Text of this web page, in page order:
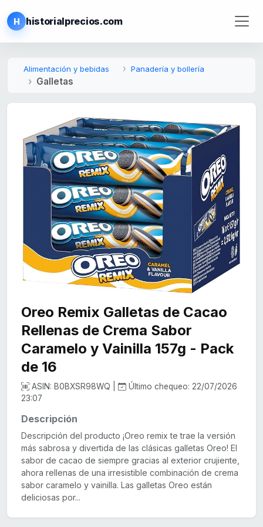
H historialprecios.com
Alimentación y bebidas Panadería y bollería
Galletas
Oreo Remix Galletas de Cacao
Rellenas de Crema Sabor
Caramelo y Vainilla 157g - Pack
de 16
ASIN: B0BXSR98WQ |
Último chequeo: 22/07/2026
23:07
Descripción
Descripción del producto ¡Oreo remix te trae la versión
más sabrosa y divertida de las clásicas galletas Oreo! El
sabor de cacao de siempre gracias al exterior crujiente,
ahora rellenas de una irresistible combinación de crema
sabor caramelo y vainilla. Las galletas Oreo están
deliciosas por...